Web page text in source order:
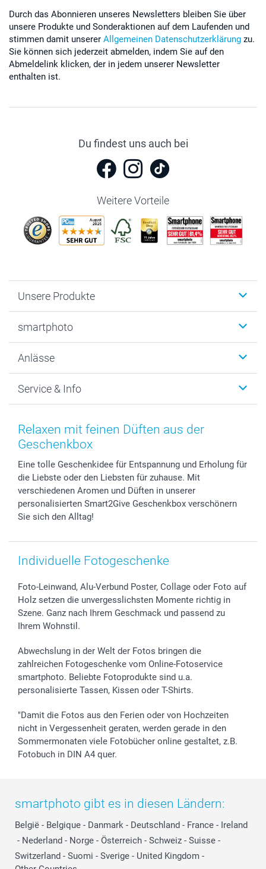
Durch das Abonnieren unseres Newsletters bleiben Sie über
unsere Produkte und Sonderaktionen auf dem Laufenden und
stimmen damit unserer Allgemeinen Datenschutzerklärung zu.
Sie können sich jederzeit abmelden, indem Sie auf den
Abmeldelink klicken, der in jedem unserer Newsletter
enthalten ist.
Du findest uns auch bei
Weitere Vorteile
Unsere Produkte
Fotogeschenke
MyNameBook
Fotoabzüge, Fotos als Buch & Poster
Zubehör & Material
Foto-Kalender & Agenden
Geschenk-Gutscheine (PDF)
smartphoto
Warum smartphoto
Datenschutz
AGB
Impressum
Partnerprogramme
Investor Relations
B2B smartbusiness
Widerrufsrecht
Anlässe
Neujahr
Muttertag
Vatertag
Hochzeit
Geburtstag
Geburt
Zu allen Anlässen
Service & Info
Anmelden /Registrieren
Preise und Versandkosten
72h Lieferung
Zahlungsmöglichkeiten
Sitemap
Status der Bestellung
smartbonus
Relaxen mit feinen Düften aus der
Geschenkbox
Eine tolle Geschenkidee für Entspannung und Erholung für
die Liebste oder den Liebsten für zuhause. Mit
verschiedenen Aromen und Düften in unserer
personalisierten Smart2Give Geschenkbox verschönern
Sie sich den Alltag!
Individuelle Fotogeschenke
Foto-Leinwand, Alu-Verbund Poster, Collage oder Foto auf
Holz setzen die unvergesslichsten Momente richtig in
Szene. Ganz nach Ihrem Geschmack und passend zu
Ihrem Wohnstil.
Abwechslung in der Welt der Fotos bringen die
zahlreichen Fotogeschenke vom Online-Fotoservice
smartphoto. Beliebte Fotoprodukte sind u.a.
personalisierte Tassen, Kissen oder T-Shirts.
"Damit die Fotos aus den Ferien oder von Hochzeiten
nicht in Vergessenheit geraten, werden gerade in den
Sommermonaten viele Fotobücher online gestaltet, z.B.
Fotobuch in DIN A4 quer.
smartphoto gibt es in diesen Ländern:
België - Belgique - Danmark - Deutschland - France - Ireland
- Nederland - Norge - Österreich - Schweiz - Suisse -
Switzerland - Suomi - Sverige - United Kingdom -